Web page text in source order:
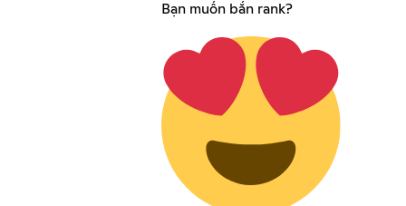
Bạn muốn bắn rank?